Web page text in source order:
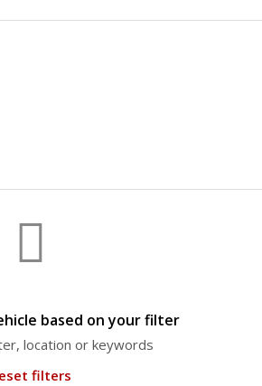
based on your filter
location or keywords
filters